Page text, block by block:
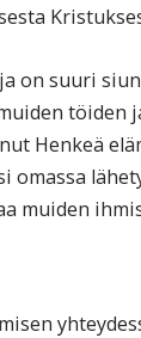
on suuri
töiden
Henkeä
omassa
muiden